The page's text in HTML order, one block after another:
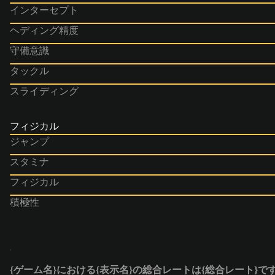
インターセプト
ヘディング精度
守備意識
タックル
スライディング
フィジカル
ジャンプ
スタミナ
フィジカル
積極性
{ゲーム名}における{表示名}の総合レートは{総合レート}で